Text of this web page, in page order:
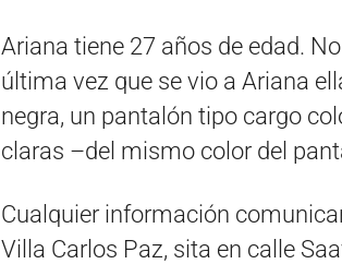
Ariana tiene 27 años de edad.
última vez que se vio a Ariana
negra, un pantalón tipo cargo
claras –del mismo color del
Cualquier información
Villa Carlos Paz, sita en calle